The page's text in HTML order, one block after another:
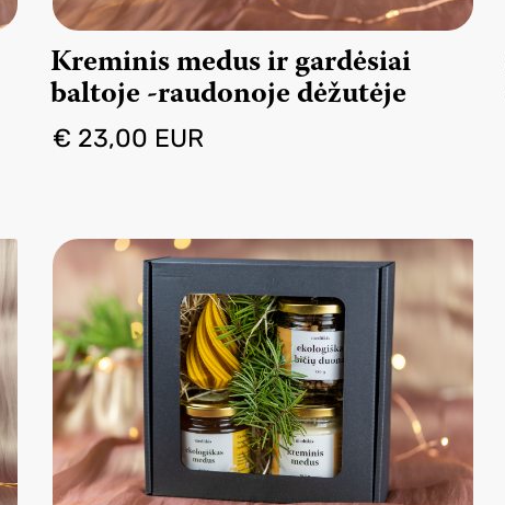
Kreminis medus ir gardėsiai
baltoje -raudonoje dėžutėje
€ 23,00 EUR